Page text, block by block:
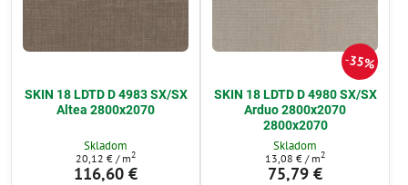
SKIN 18 LDTD D 4983 SX/SX
Altea 2800x2070
Skladom
116,60 €
20,12 € / m2
35%
SKIN 18 LDTD D 4980 SX/SX
Arduo 2800x2070
2800x2070
Skladom
75,79 €
13,08 € / m2